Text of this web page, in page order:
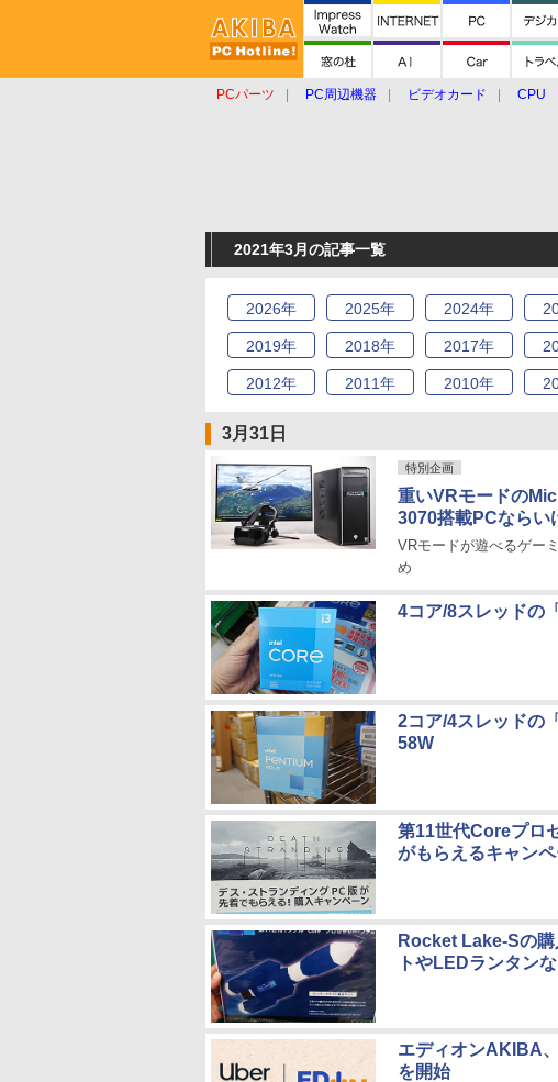
PCパーツ PC周辺機器 ビデオカード CPU
2021年3月の記事一覧
2026年 2025年 2024年
2019年 2018年 2017年
2012年 2011年 2010年
3月31日
特別企画
重いVRモードの
3070搭載PCならい
VRモードが遊べるゲー
め
4コア/8スレッドの
2コア/4スレッドの
58W
第11世代Coreプロ
がもらえるキャン
Rocket Lake-Sの
トやLEDランタン
エディオンAKIBA
を開始